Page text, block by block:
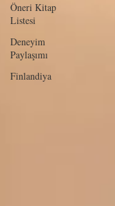
Öneri Kitap
Listesi
Deneyim
Paylaşımı
Finlandiya